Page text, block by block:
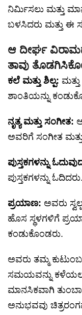
ನಿರ್ಮಿಸಲು ಮತ್ತು
ಬಳಸಿದರು ಮತ್ತು ಈ
ಆ ದೀರ್ಘ
ತಾವು
ಕಲೆ ಮತ್ತು ಶಿಲ್ಪ:
ಶಾಂತಿಯನ್ನು
ನೃತ್ಯ ಮತ್ತು ಸಂಗೀತ:
ಅವರಿಗೆ ಸಂಗೀತ ಮತ್ತು
ಪುಸ್ತಕಗಳನ್ನು
ಪುಸ್ತಕಗಳನ್ನು ಓದಿದರು.
ಪ್ರಯಾಣ: ಅವರು
ಹೊಸ ಸ್ಥಳಗಳಿಗೆ
ಕಂಡುಕೊಂಡರು.
ಅವರು ತಮ್ಮ
ಸಮಯವನ್ನು ಕಳೆಯಲು
ಮಾನಸಿಕವಾಗಿ
ಅನುಭವವು